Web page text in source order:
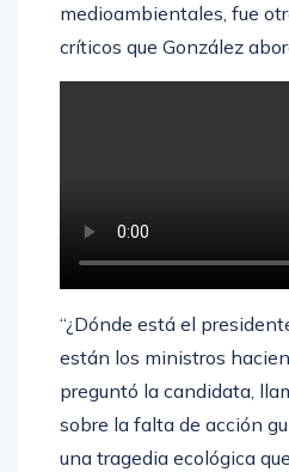
medioambientales, fue
críticos que González
“¿Dónde está el
están los ministros
preguntó la candidata,
sobre la falta de acción
una tragedia ecológica